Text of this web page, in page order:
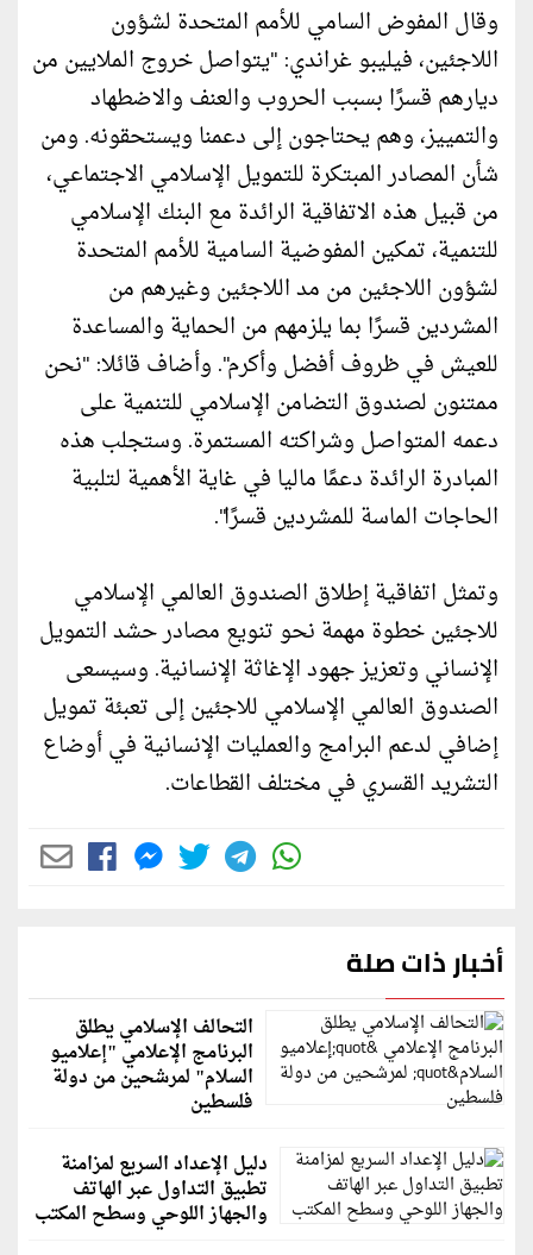
وقال المفوض السامي للأمم المتحدة لشؤون
اللاجئين، فيليبو غراندي: "يتواصل خروج الملايين من
ديارهم قسرًا بسبب الحروب والعنف والاضطهاد
والتمييز، وهم يحتاجون إلى دعمنا ويستحقونه. ومن
شأن المصادر المبتكرة للتمويل الإسلامي الاجتماعي،
من قبيل هذه الاتفاقية الرائدة مع البنك الإسلامي
للتنمية، تمكين المفوضية السامية للأمم المتحدة
لشؤون اللاجئين من مد اللاجئين وغيرهم من
المشردين قسرًا بما يلزمهم من الحماية والمساعدة
للعيش في ظروف أفضل وأكرم". وأضاف قائلا: "نحن
ممتنون لصندوق التضامن الإسلامي للتنمية على
دعمه المتواصل وشراكته المستمرة. وستجلب هذه
المبادرة الرائدة دعمًا ماليا في غاية الأهمية لتلبية
الحاجات الماسة للمشردين قسرًا".
وتمثل اتفاقية إطلاق الصندوق العالمي الإسلامي
للاجئين خطوة مهمة نحو تنويع مصادر حشد التمويل
الإنساني وتعزيز جهود الإغاثة الإنسانية. وسيسعى
الصندوق العالمي الإسلامي للاجئين إلى تعبئة تمويل
إضافي لدعم البرامج والعمليات الإنسانية في أوضاع
التشريد القسري في مختلف القطاعات.
أخبار ذات صلة
التحالف الإسلامي يطلق
البرنامج الإعلامي "إعلاميو
السلام" لمرشحين من دولة
فلسطين
دليل الإعداد السريع لمزامنة
تطبيق التداول عبر الهاتف
والجهاز اللوحي وسطح المكتب